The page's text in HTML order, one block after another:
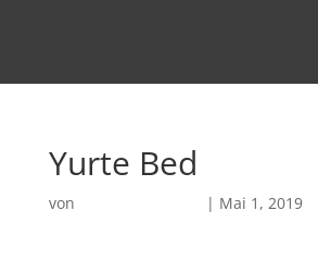
Yurte Bed
von | Mai 1, 2019